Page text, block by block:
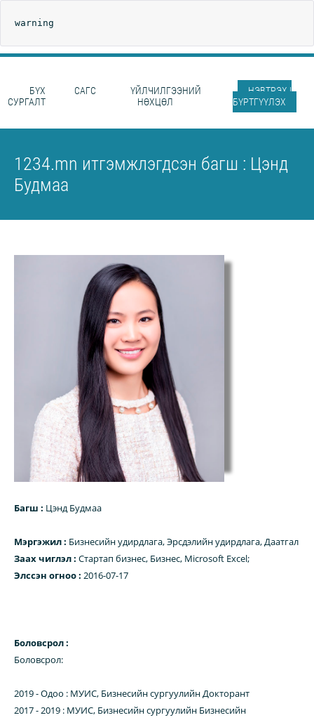
warning
БҮХ
СУРГАЛТ
САГС
ҮЙЛЧИЛГЭЭНИЙ
НӨХЦӨЛ
НЭВТРЭХ |
БҮРТГҮҮЛЭХ
1234.mn итгэмжлэгдсэн багш : Цэнд
Будмаа
Багш : Цэнд Будмаа
Мэргэжил : Бизнесийн удирдлага, Эрсдэлийн удирдлага, Даатгал
Заах чиглэл : Стартап бизнес, Бизнес, Microsoft Excel;
Элссэн огноо : 2016-07-17
Боловсрол :
Боловсрол:
2019 - Одоо : МУИС, Бизнесийн сургуулийн Докторант
2017 - 2019 : МУИС, Бизнесийн сургуулийн Бизнесийн